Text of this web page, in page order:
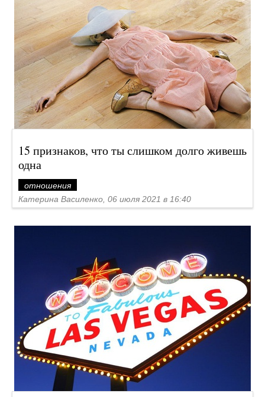
15 признаков, что ты слишком долго живешь
одна
отношения
Катерина Василенко, 06 июля 2021 в 16:40